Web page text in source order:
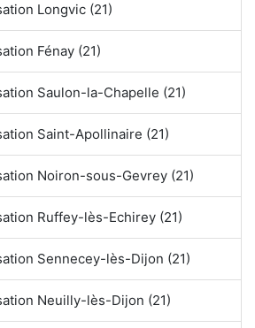
Longvic (21)
Fénay (21)
Saulon-la-Chapelle (21)
Saint-Apollinaire (21)
Noiron-sous-Gevrey (21)
Ruffey-lès-Echirey (21)
Sennecey-lès-Dijon (21)
Neuilly-lès-Dijon (21)